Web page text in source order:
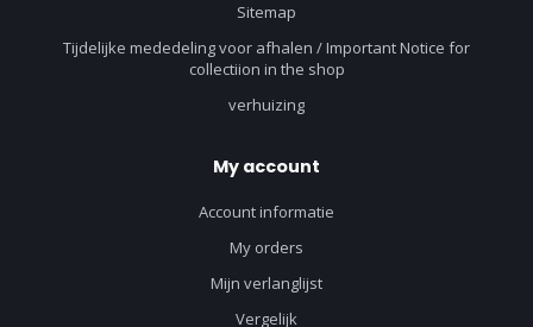
Sitemap
Tijdelijke mededeling voor afhalen / Important Notice for
collectiion in the shop
verhuizing
My account
Account informatie
My orders
Mijn verlanglijst
Vergelijk